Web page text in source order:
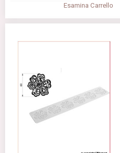
Esamina Carrello